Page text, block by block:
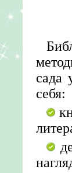
сада
себя: